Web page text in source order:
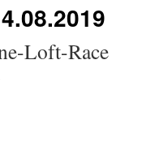
Loft-Race